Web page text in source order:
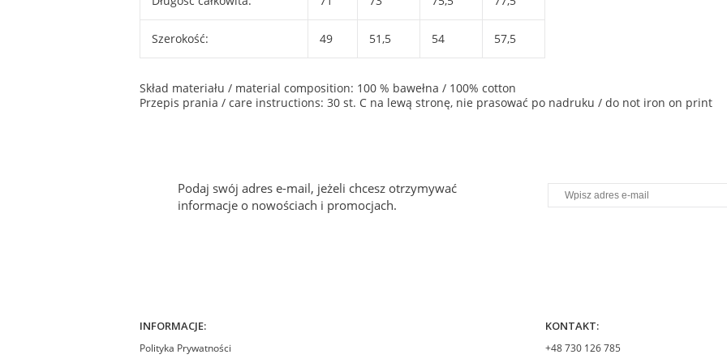
Szerokość: 49 51,5 54 57,5
Skład materiału / material composition: 100 % bawełna / 100% cotton
Przepis prania / care instructions: 30 st. C na lewą stronę, nie prasować po nadruku / do not iron on print
Podaj swój adres e-mail, jeżeli chcesz otrzymywać
informacje o nowościach i promocjach.
INFORMACJE:
Polityka Prywatności
KONTAKT:
+48 730 126 785